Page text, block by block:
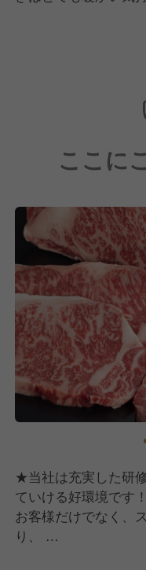
を推進
日本の農業を強く
言える、安心してお
を広げていくことを
ただける方を募集し
経験のある方はもち
です！お気軽にお
焼肉屋で働きたい、
い、精肉の技術を磨
積極採用中です。
将来的に店長や料理
りたい事がある方に
いますので、腰を据
「お客様に最高の商
私たちは手間暇を惜
この想いに賛同いた
ています！
ープで６次化スタイ
売、店舗運営まで一
店舗での接客業務や
舗運営だけでなく、
が整っています。
の選択が可能です。
例えば、複数店舗を
ム管理・人事採用活
肉加工工場や農場で
働いていく中で、ご
ことが出来ます。
実際に働いている人
料理が好きな人も、
てみたいという人も
の人、中には何がや
そうだから！という
れの理由ではありま
勤務をしています。
お客様の笑顔のため
に
一緒に当社で働い
ここに
★当社は充実した研
ていける好環境です
お客様だけでなく、
り、